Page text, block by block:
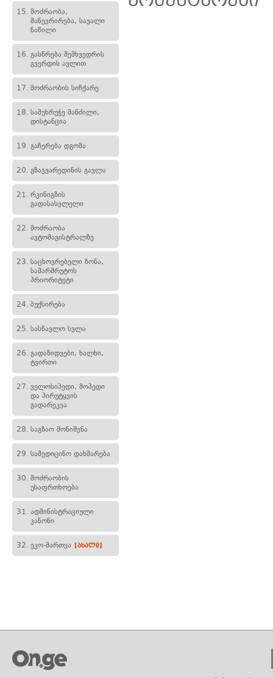
15. მოძრაობა,
მანევრირება, სავალი
ნაწილი
16. გასწრება შემხვედრის
გვერდის ავლით
17. მოძრაობის სიჩქარე
18. სამუხრუჭე მანძილი,
დისტანცია
19. გაჩერება დგომა
20. გზაჯვარედინის გავლა
21. რკინიგზის
გადასასვლელი
22. მოძრაობა
ავტომაგისტრალზე
23. საცხოვრებელი ზონა,
სამარშრუტოს
პრიორიტეტი
24. ბუქსირება
25. სასწავლო სვლა
26. გადაზიდვები, ხალხი,
ტვირთი
27. ველოსიპედი, მოპედი
და პირუტყვის
გადარეკვა
28. საგზაო მონიშვნა
29. სამედიცინო დახმარება
30. მოძრაობის
უსაფრთხოება
31. ადმინისტრაციული
კანონი
32. ეკო-მართვა [ახალი]